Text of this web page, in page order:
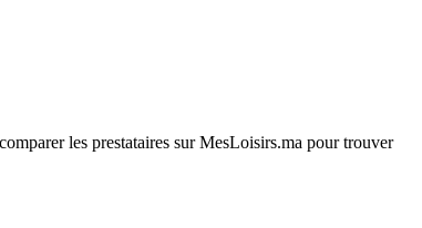
les prestataires sur MesLoisirs.ma pour trouver